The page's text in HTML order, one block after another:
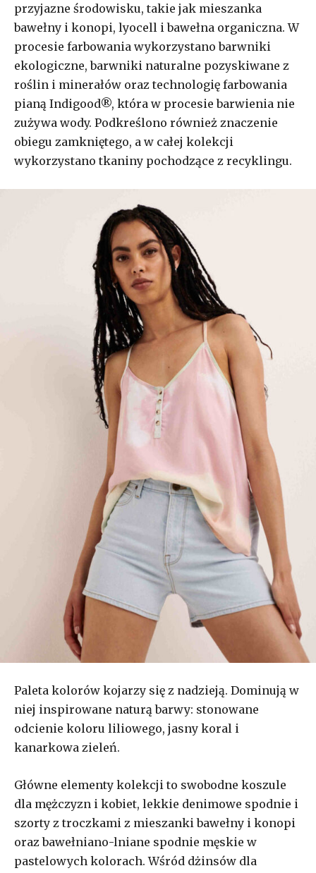
przyjazne środowisku, takie jak mieszanka
bawełny i konopi, lyocell i bawełna organiczna. W
procesie farbowania wykorzystano barwniki
ekologiczne, barwniki naturalne pozyskiwane z
roślin i minerałów oraz technologię farbowania
pianą Indigood®, która w procesie barwienia nie
zużywa wody. Podkreślono również znaczenie
obiegu zamkniętego, a w całej kolekcji
wykorzystano tkaniny pochodzące z recyklingu.
Paleta kolorów kojarzy się z nadzieją. Dominują w
niej inspirowane naturą barwy: stonowane
odcienie koloru liliowego, jasny koral i
kanarkowa zieleń.
Główne elementy kolekcji to swobodne koszule
dla mężczyzn i kobiet, lekkie denimowe spodnie i
szorty z troczkami z mieszanki bawełny i konopi
oraz bawełniano-lniane spodnie męskie w
pastelowych kolorach. Wśród dżinsów dla